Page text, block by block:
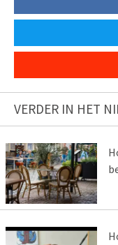
VERDER IN HET